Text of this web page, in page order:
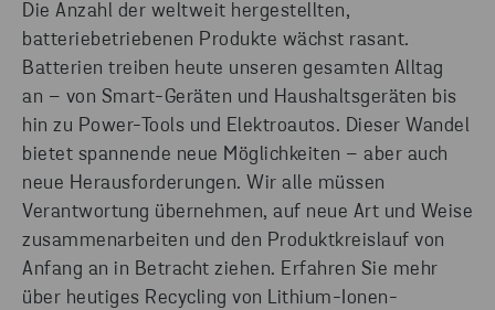
Die Anzahl der weltweit hergestellten,
batteriebetriebenen Produkte wächst rasant.
Batterien treiben heute unseren gesamten Alltag
an – von Smart-Geräten und Haushaltsgeräten bis
hin zu Power-Tools und Elektroautos. Dieser Wandel
bietet spannende neue Möglichkeiten – aber auch
neue Herausforderungen. Wir alle müssen
Verantwortung übernehmen, auf neue Art und Weise
zusammenarbeiten und den Produktkreislauf von
Anfang an in Betracht ziehen. Erfahren Sie mehr
über heutiges Recycling von Lithium-Ionen-
KONTAKT AUFNEHMEN